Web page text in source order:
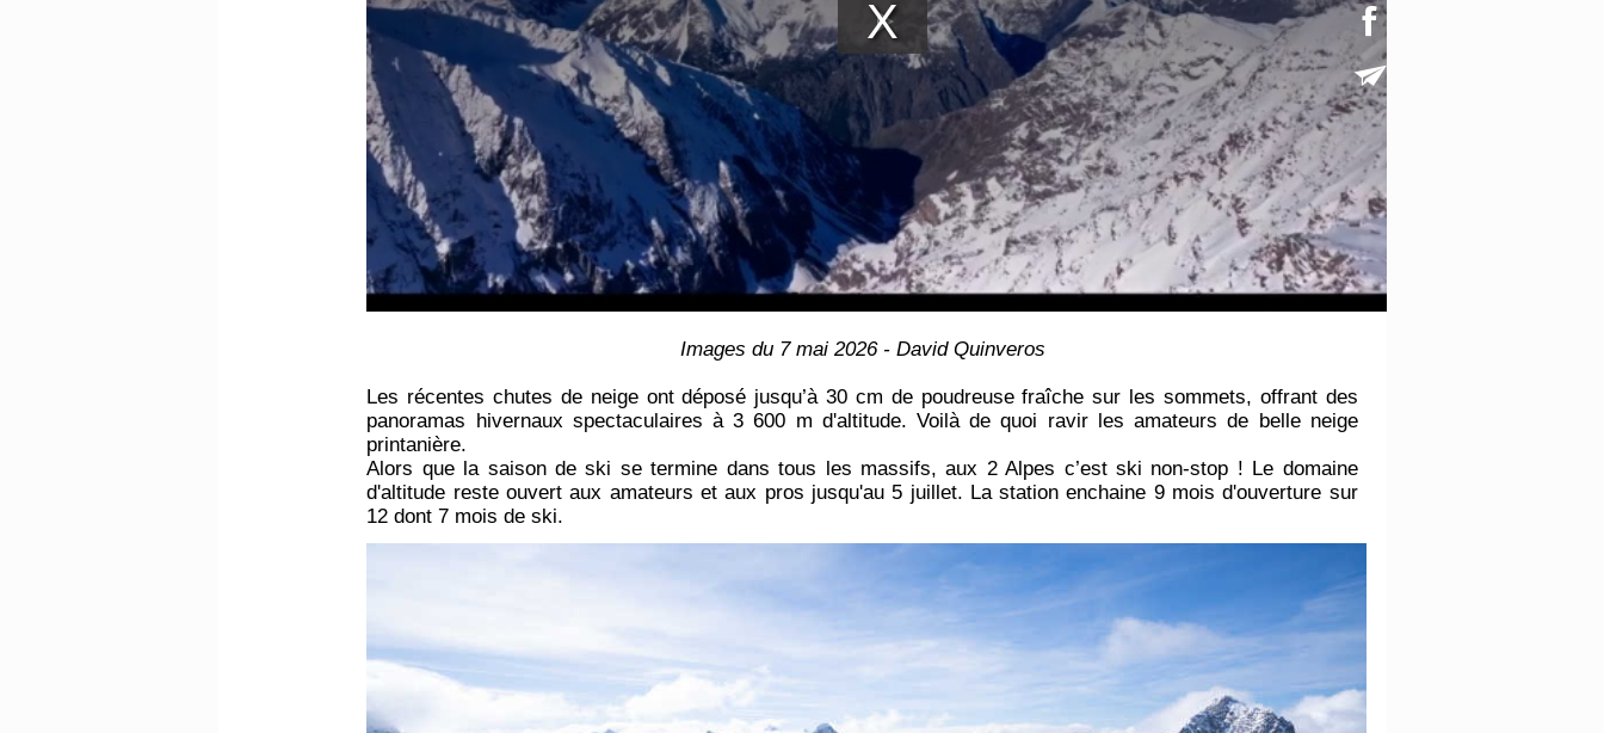
Images du 7 mai 2026 - David Quinveros
Les récentes chutes de neige ont déposé jusqu’à 30 cm de poudreuse fraîche sur les sommets, offrant des
panoramas hivernaux spectaculaires à 3 600 m d'altitude. Voilà de quoi ravir les amateurs de belle neige
printanière.
Alors que la saison de ski se termine dans tous les massifs, aux 2 Alpes c’est ski non-stop ! Le domaine
d'altitude reste ouvert aux amateurs et aux pros jusqu'au 5 juillet. La station enchaine 9 mois d'ouverture sur
12 dont 7 mois de ski.